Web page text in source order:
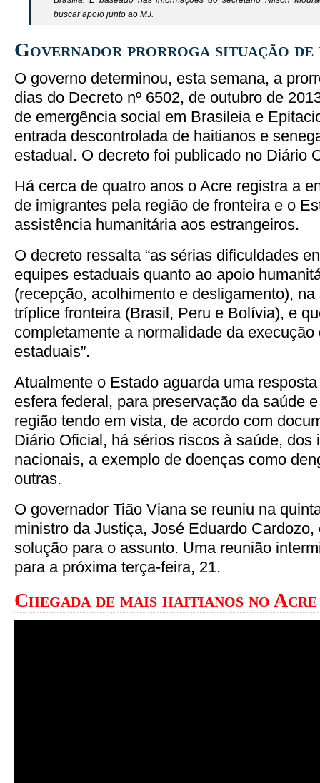
buscar apoio junto ao MJ.
Governador prorroga situação de
O governo determinou, esta semana, a
dias do Decreto nº 6502, de outubro de
de emergência social em Brasileia e
entrada descontrolada de haitianos e
estadual. O decreto foi publicado no Diário
Há cerca de quatro anos o Acre registra a
de imigrantes pela região de fronteira e o
assistência humanitária aos estrangeiros.
O decreto ressalta “as sérias dificuldades
equipes estaduais quanto ao apoio
(recepção, acolhimento e desligamento),
tríplice fronteira (Brasil, Peru e Bolívia), e
completamente a normalidade da
estaduais”.
Atualmente o Estado aguarda uma
esfera federal, para preservação da saúde
região tendo em vista, de acordo com
Diário Oficial, há sérios riscos à saúde, dos
nacionais, a exemplo de doenças como
outras.
O governador Tião Viana se reuniu na
ministro da Justiça, José Eduardo
solução para o assunto. Uma reunião
para a próxima terça-feira, 21.
Chegada de mais haitianos no